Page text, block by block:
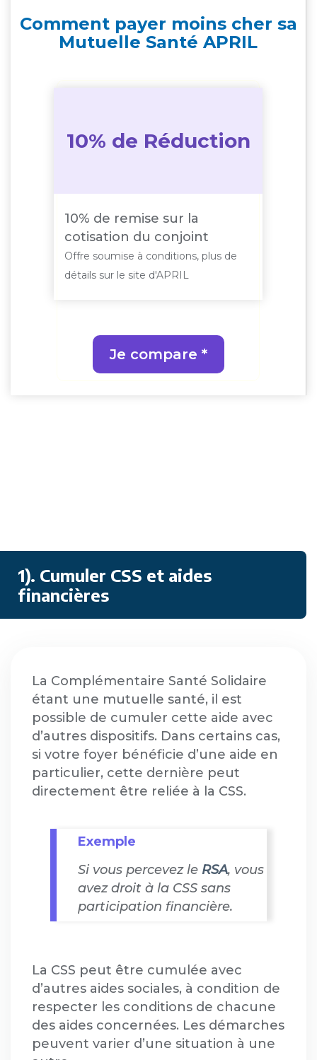
Comment payer moins cher sa
Mutuelle Santé APRIL
10% de Réduction
10% de remise sur la
cotisation du conjoint
Offre soumise à conditions, plus de
détails sur le site d'APRIL
Je compare *
1). Cumuler CSS et aides
financières
La Complémentaire Santé Solidaire
étant une mutuelle santé, il est
possible de cumuler cette aide avec
d’autres dispositifs. Dans certains cas,
si votre foyer bénéficie d’une aide en
particulier, cette dernière peut
directement être reliée à la CSS.
Exemple
Si vous percevez le RSA, vous
avez droit à la CSS sans
participation financière.
La CSS peut être cumulée avec
d’autres aides sociales, à condition de
respecter les conditions de chacune
des aides concernées. Les démarches
peuvent varier d’une situation à une